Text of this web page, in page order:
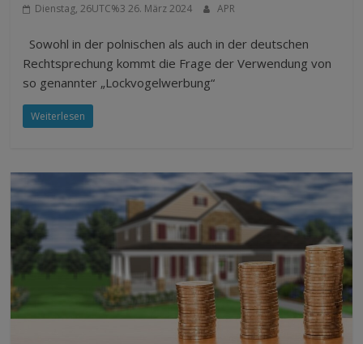
Dienstag, 26UTC%3 26. März 2024 APR
Sowohl in der polnischen als auch in der deutschen
Rechtsprechung kommt die Frage der Verwendung von
so genannter „Lockvogelwerbung“
Weiterlesen